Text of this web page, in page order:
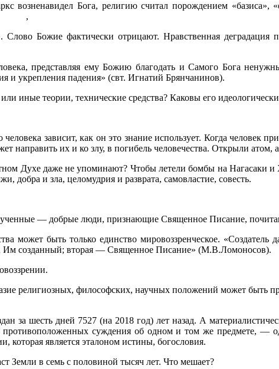
воз­ненавидел Бога, религию считал порождением
,
Божие фактически отрицают. Нравственная деградация
представляя ему Божию благодать и Самого Бога
и укрепления падения» (свт. Игнатий Брянчанинов).
иные теории, технические средства? Каковы его
зависит, как он это знание использует. Когда человек
их и ко злу, в погибель человечества. Открыли атом,
Духе даже не упоминают? Чтобы летели бомбы на Нагасаки
добра и зла, целомудрия и разврата, самовластие, совесть.
— добрые люди, признающие Священное Писание,
может быть только единство мировоззренческое.
созданный; вторая — Священ­ное Писание» (М.В.Ломоносов).
религиозных, философских, научных положений может быть
за шесть дней 7527 (на 2018 год) лет назад. А
суждения об одном и том же предмете, —
кото­рая является эталоном истины, богословия.
Земли в семь с половиной тысяч лет. Что мешает?